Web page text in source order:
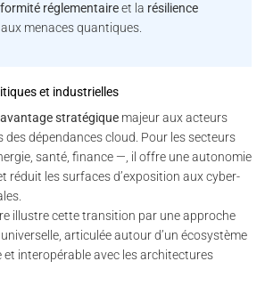
réglementaireet la résilience
menaces quantiques.
et industrielles
avantage stratégique majeur aux acteurs
des dépendances cloud. Pour les secteurs
santé, finance —, il offre une autonomie
réduit les surfaces d’exposition aux cyber-
illustre cette transition par une approche
articulée autour d’un écosystème
interopérable avec les architectures